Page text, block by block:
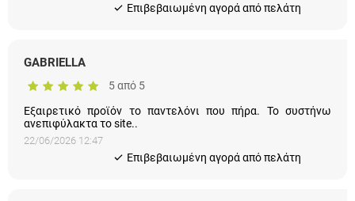
Eπιβεβαιωμένη αγορά από πελάτη
GABRIELLA
5 από 5
Εξαιρετικό προϊόν το παντελόνι που πήρα. Το συστήνω
ανεπιφύλακτα το site..
22/06/2026 12:47
Eπιβεβαιωμένη αγορά από πελάτη